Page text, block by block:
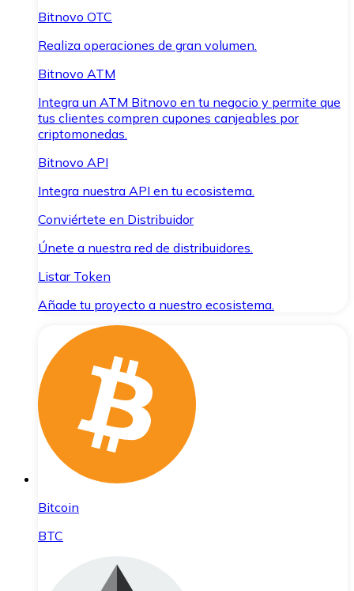
Bitnovo OTC
Realiza operaciones de gran volumen.
Bitnovo ATM
Integra un ATM Bitnovo en tu negocio y permite que
tus clientes compren cupones canjeables por
criptomonedas.
Bitnovo API
Integra nuestra API en tu ecosistema.
Conviértete en Distribuidor
Únete a nuestra red de distribuidores.
Listar Token
Añade tu proyecto a nuestro ecosistema.
Bitcoin
BTC